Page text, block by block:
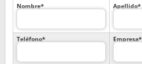
Nombre* Apellido*
Teléfono* Empresa*